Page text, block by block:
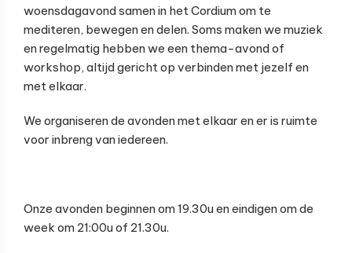
woensdagavond samen in het Cordium om te
mediteren, bewegen en delen. Soms maken we muziek
en regelmatig hebben we een thema-avond of
workshop, altijd gericht op verbinden met jezelf en
met elkaar.
We organiseren de avonden met elkaar en er is ruimte
voor inbreng van iedereen.
Onze avonden beginnen om 19.30u en eindigen om de
week om 21:00u of 21.30u.